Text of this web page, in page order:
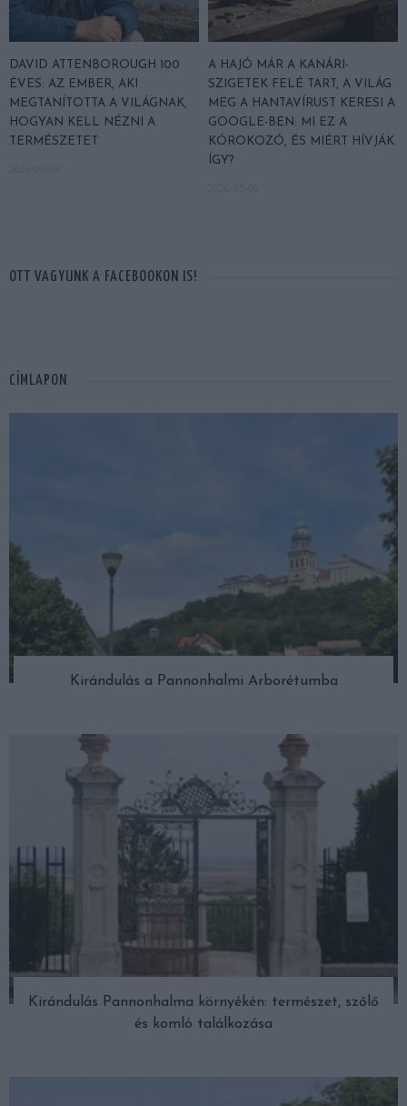
DAVID ATTENBOROUGH 100
ÉVES: AZ EMBER, AKI
MEGTANÍTOTTA A VILÁGNAK,
HOGYAN KELL NÉZNI A
TERMÉSZETET
A HAJÓ MÁR A KANÁRI-
SZIGETEK FELÉ TART, A VILÁG
MEG A HANTAVÍRUST KERESI A
GOOGLE-BEN: MI EZ A
KÓROKOZÓ, ÉS MIÉRT HÍVJÁK
ÍGY?
OTT VAGYUNK A FACEBOOKON IS!
CÍMLAPON
Kirándulás a Pannonhalmi Arborétumba
Kirándulás Pannonhalma környékén: természet, szőlő
és komló találkozása